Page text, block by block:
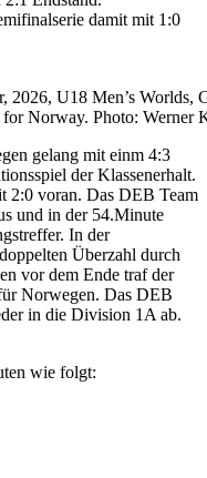
damit mit 1:0
U18 Men’s Worlds,
Norway. Photo: Werner
gelang mit einm 4:3
der Klassenerhalt.
2:0 voran. Das DEB Team
und in der 54.Minute
In der
Überzahl durch
vor dem Ende traf der
Norwegen. Das DEB
in die Division 1A ab.
wie folgt: